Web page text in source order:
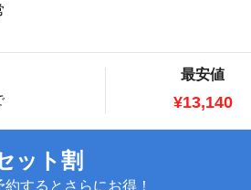
最安値
¥13,140
ット割
するとさらにお得！